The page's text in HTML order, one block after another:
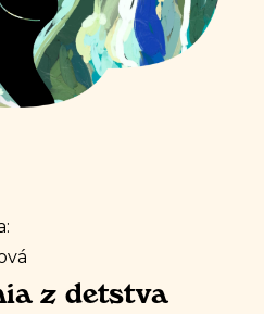
z detstva